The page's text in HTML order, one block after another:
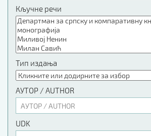
Кључне речи
Тип издања
АУТОР / AUTHOR
UDK